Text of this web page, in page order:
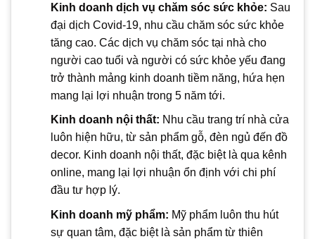
Kinh doanh dịch vụ chăm sóc sức khỏe: Sau
đại dịch Covid-19, nhu cầu chăm sóc sức khỏe
tăng cao. Các dịch vụ chăm sóc tại nhà cho
người cao tuổi và người có sức khỏe yếu đang
trở thành mảng kinh doanh tiềm năng, hứa hẹn
mang lại lợi nhuận trong 5 năm tới.
Kinh doanh nội thất: Nhu cầu trang trí nhà cửa
luôn hiện hữu, từ sản phẩm gỗ, đèn ngủ đến đồ
decor. Kinh doanh nội thất, đặc biệt là qua kênh
online, mang lại lợi nhuận ổn định với chi phí
đầu tư hợp lý.
Kinh doanh mỹ phẩm: Mỹ phẩm luôn thu hút
sự quan tâm, đặc biệt là sản phẩm từ thiên